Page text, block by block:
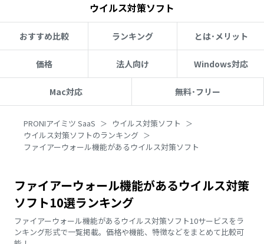
ウイルス対策ソフト
おすすめ比較 ランキング とは･メリット
価格 法人向け Windows対応
Mac対応 無料･フリー
PRONIアイミツ SaaS
ウイルス対策ソフト
ウイルス対策ソフトのランキング
ファイアーウォール機能があるウイルス対策ソフト
ファイアーウォール機能があるウイルス対策
ソフト10選ランキング
ファイアーウォール機能があるウイルス対策ソフト10サービスをラ
ンキング形式で一覧掲載。価格や機能、特徴などをまとめて比較可